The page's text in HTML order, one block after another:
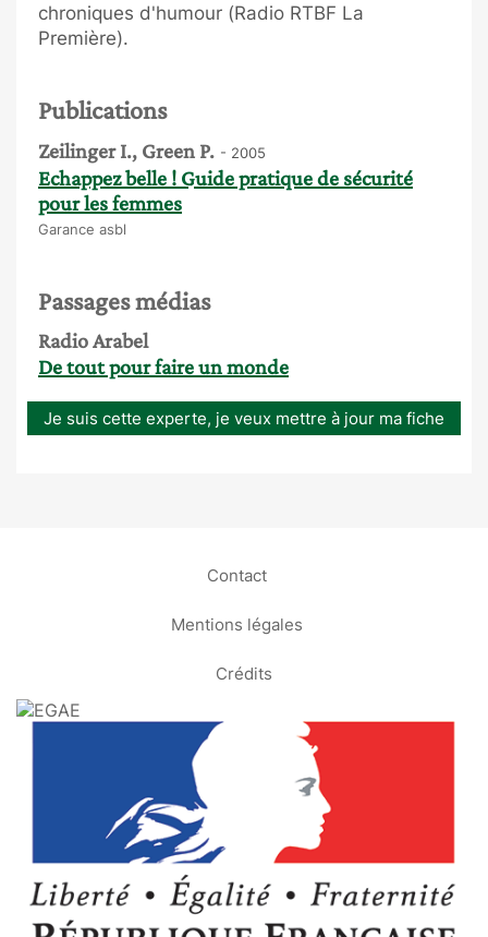
chroniques d'humour (Radio RTBF La
Première).
Publications
Zeilinger I., Green P. - 2005
Echappez belle ! Guide pratique de sécurité
pour les femmes
Garance asbl
Passages médias
Radio Arabel
De tout pour faire un monde
Je suis cette experte, je veux mettre à jour ma fiche
Contact
Mentions légales
Crédits